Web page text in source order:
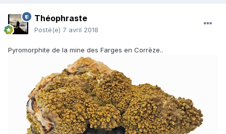
Théophraste
Posté(e) 7 avril 2018
Pyromorphite de la mine des Farges en Corrèze..